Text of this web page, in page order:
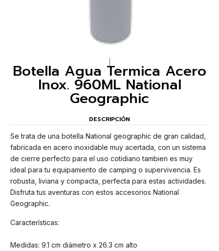
Botella Agua Termica Acero
Inox. 960ML National
Geographic
DESCRIPCIÓN
Se trata de una botella National geographic de gran calidad,
fabricada en acero inoxidable muy acertada, con un sistema
de cierre perfecto para el uso cotidiano tambien es muy
ideal para tu equipamiento de camping o supervivencia. Es
robusta, liviana y compacta, perfecta para estas actividades.
Disfruta tus aventuras con estos accesorios National
Geographic.
Características:
Medidas: 9.1 cm diámetro x 26.3 cm alto